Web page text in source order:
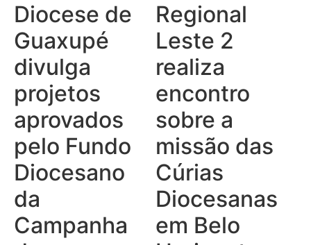
Diocese de
Guaxupé
divulga
projetos
aprovados
pelo Fundo
Diocesano
da
Campanha
Regional
Leste 2
realiza
encontro
sobre a
missão das
Cúrias
Diocesanas
em Belo